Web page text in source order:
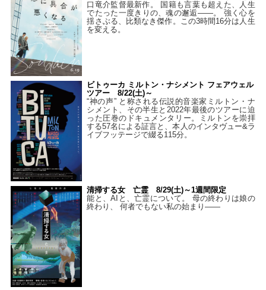
口竜介監督最新作。 国籍も言葉も超えた、人生
でたった一度きりの、魂の邂逅――。 強く心を
揺さぶる、比類なき傑作。この3時間16分は人生
を変える。
ビトゥーカ ミルトン・ナシメント フェアウェル
ツアー 8/22(土)～
“神の声” と称される伝説的音楽家ミルトン・ナ
シメント、その半生と2022年最後のツアーに迫
った圧巻のドキュメンタリー。ミルトンを崇拝
する57名による証言と、本人のインタヴュー&ラ
イブフッテージで綴る115分。
清掃する女 亡霊 8/29(土)～1週間限定
能と、AIと、亡霊について。 母の終わりは娘の
終わり、 何者でもない私の始まり――